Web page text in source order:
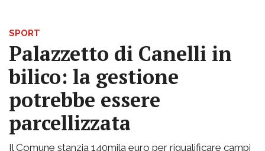
SPORT
Palazzetto di Canelli in
bilico: la gestione
potrebbe essere
parcellizzata
Il Comune stanzia 140mila euro per riqualificare campi